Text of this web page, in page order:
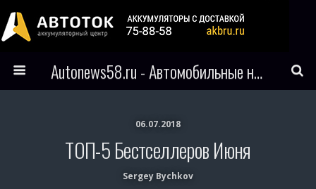
Autonews58.ru - Автомобильные новости Пензы и всего мира
06.07.2018
ТОП-5 Бестселлеров Июня
Sergey Bychkov